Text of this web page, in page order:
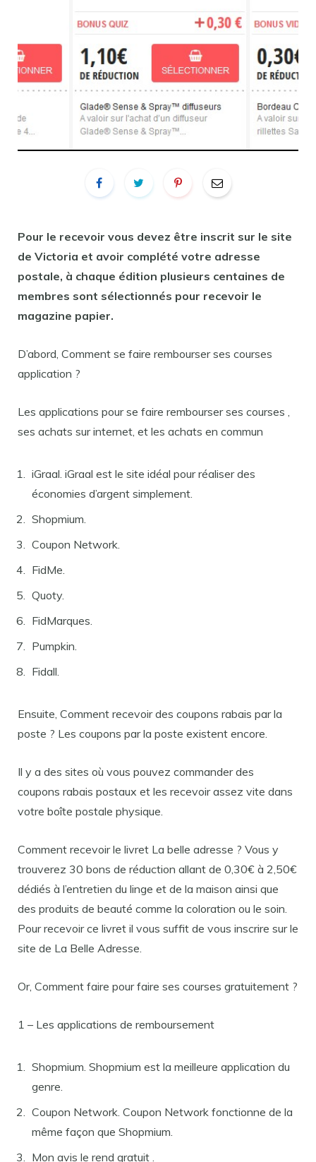
Pour le recevoir vous devez être inscrit sur le site
de Victoria et avoir complété votre adresse
postale, à chaque édition plusieurs centaines de
membres sont sélectionnés pour recevoir le
magazine papier.
D’abord, Comment se faire rembourser ses courses
application ?
Les applications pour se faire rembourser ses courses ,
ses achats sur internet, et les achats en commun
iGraal. iGraal est le site idéal pour réaliser des
économies d’argent simplement.
Shopmium.
Coupon Network.
FidMe.
Quoty.
FidMarques.
Pumpkin.
Fidall.
Ensuite, Comment recevoir des coupons rabais par la
poste ? Les coupons par la poste existent encore.
Il y a des sites où vous pouvez commander des
coupons rabais postaux et les recevoir assez vite dans
votre boîte postale physique.
Comment recevoir le livret La belle adresse ? Vous y
trouverez 30 bons de réduction allant de 0,30€ à 2,50€
dédiés à l’entretien du linge et de la maison ainsi que
des produits de beauté comme la coloration ou le soin.
Pour recevoir ce livret il vous suffit de vous inscrire sur le
site de La Belle Adresse.
Or, Comment faire pour faire ses courses gratuitement ?
1 – Les applications de remboursement
Shopmium. Shopmium est la meilleure application du
genre.
Coupon Network. Coupon Network fonctionne de la
même façon que Shopmium.
Mon avis le rend gratuit .